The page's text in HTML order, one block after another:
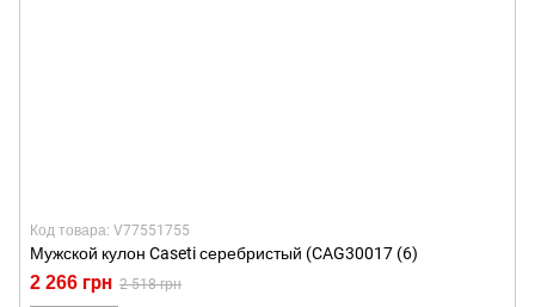
Код товара: V77551755
Мужской кулон Caseti серебристый (CAG30017 (6)
2 266 грн 2 518 грн